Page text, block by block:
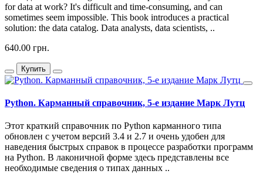
for data at work? It's difficult and time-consuming, and can
sometimes seem impossible. This book introduces a practical
solution: the data catalog. Data analysts, data scientists, ..
640.00 грн.
Купить
Python. Карманный справочник, 5-е издание Марк Лутц
Этот краткий справочник по Python карманного типа
обновлен с учетом версий 3.4 и 2.7 и очень удобен для
наведения быстрых справок в процессе разработки программ
на Python. В лаконичной форме здесь представлены все
необходимые сведения о типах данных ..